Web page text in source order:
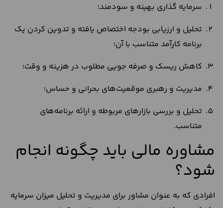
سرمایه گذاری بهینه و سودمند؛
تحلیل و ارزیابی بودجه اختصاص یافته و تدوین کردن یک
برنامه کارآمد متناسب با آن؛
کاهش ریسک و صرفه جویی مطلوب در هزینه‌ و وقت؛
مدیریت و رهبری موقعیت‌های بحرانی و حساس؛
تحلیل و بررسی بازار‌های مربوطه و ارائه برنامه‌های
متناسب.
مشاوره مالی باید چگونه انجام
شود؟
افرادی که به عنوان مشاور برای مدیریت و تحلیل میزان سرمایه